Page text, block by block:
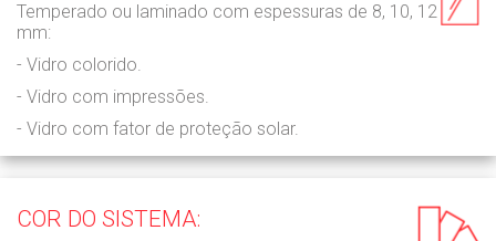
Temperado ou laminado com espessuras de 8, 10, 12
mm:
- Vidro colorido.
- Vidro com impressões.
- Vidro com fator de proteção solar.
COR DO SISTEMA: